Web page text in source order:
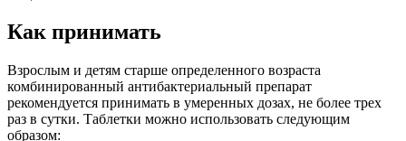
Как принимать
Взрослым и детям старше определенного возраста
комбинированный антибактериальный препарат
рекомендуется принимать в умеренных дозах, не более трех
раз в сутки. Таблетки можно использовать следующим
образом: